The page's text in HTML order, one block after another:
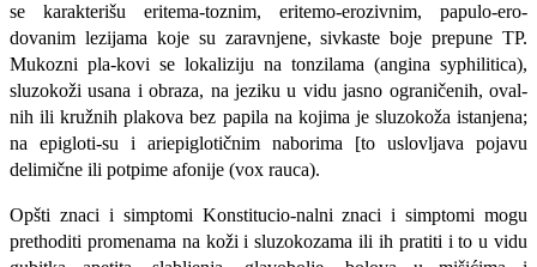
se karakterišu eritema-toznim, eritemo-erozivnim, papulo-ero-
dovanim lezijama koje su zaravnjene, sivkaste boje prepune TP.
Mukozni pla-kovi se lokaliziju na tonzilama (angina syphilitica),
sluzokoži usana i obraza, na jeziku u vidu jasno ograničenih, oval­
nih ili kružnih plakova bez papila na ko­jima je sluzokoža istanjena;
na epigloti-su i ariepiglotičnim naborima [to uslovljava pojavu
delimične ili potpime afonije (vox rauca).
Opšti znaci i simptomi Konstitucio-nalni znaci i simptomi mogu
prethoditi promenama na koži i sluzokozama ili ih pratiti i to u vidu